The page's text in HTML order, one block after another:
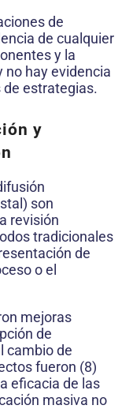
de
de cualquier
y la
no hay evidencia
estrategias.
y
son
revisión
tradicionales
de
o el
mejoras
de
cambio de
fueron (8)
eficacia de las
masiva no